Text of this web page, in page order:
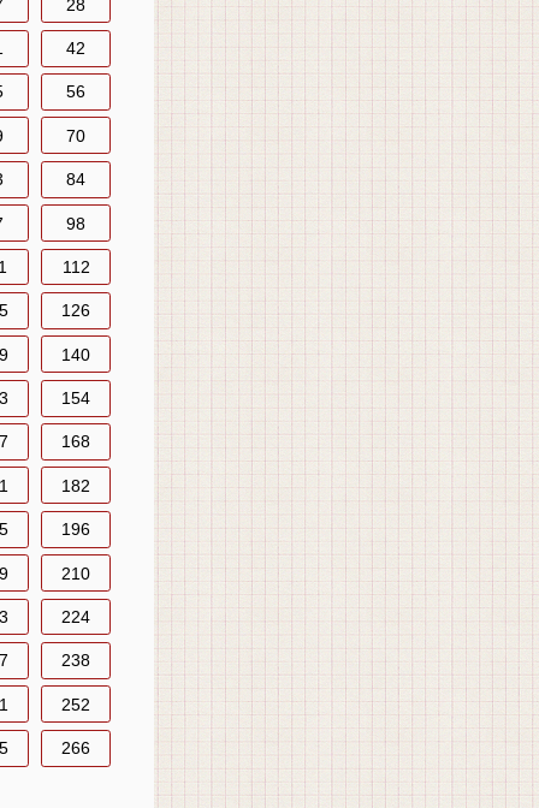
28
42
56
70
84
98
112
126
140
154
168
182
196
210
224
238
252
266